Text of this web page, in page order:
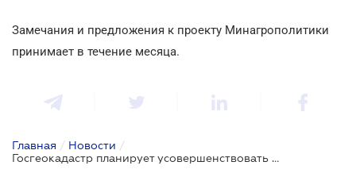
Замечания и предложения к проекту Минагрополитики
принимает в течение месяца.
Главная / Новости /
Госгеокадастр планирует усовершенствовать госнадзор в земельной сфере